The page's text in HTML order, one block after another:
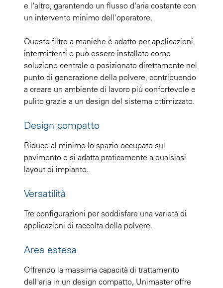
e l'altro, garantendo un flusso d'aria costante con
un intervento minimo dell'operatore.
Questo filtro a maniche è adatto per applicazioni
intermittenti e può essere installato come
soluzione centrale o posizionato direttamente nel
punto di generazione della polvere, contribuendo
a creare un ambiente di lavoro più confortevole e
pulito grazie a un design del sistema ottimizzato.
Design compatto
Riduce al minimo lo spazio occupato sul
pavimento e si adatta praticamente a qualsiasi
layout di impianto.
Versatilità
Tre configurazioni per soddisfare una varietà di
applicazioni di raccolta della polvere.
Area estesa
Offrendo la massima capacità di trattamento
dell'aria in un design compatto, Unimaster offre